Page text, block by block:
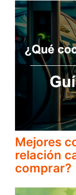
Mejores
relación
comprar?